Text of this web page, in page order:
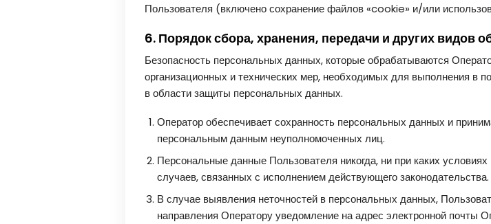
Пользователя (включено сохранение файлов «cookie» и/или
6. Порядок сбора, хранения, передачи и других видов
Безопасность персональных данных, которые обрабатываются
организационных и технических мер, необходимых для выполнения в
в области защиты персональных данных.
Оператор обеспечивает сохранность персональных данных и
персональным данным неуполномоченных лиц.
Персональные данные Пользователя никогда, ни при каких
случаев, связанных с исполнением действующего законодательства.
В случае выявления неточностей в персональных данных,
направления Оператору уведомление на адрес электронной